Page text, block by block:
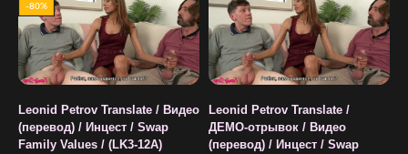
-80%
Leonid Petrov Translate / Видео
(перевод) / Инцест / Swap
Family Values / (LK3-12A)
Leonid Petrov Translate /
ДЕМО-отрывок / Видео
(перевод) / Инцест / Swap